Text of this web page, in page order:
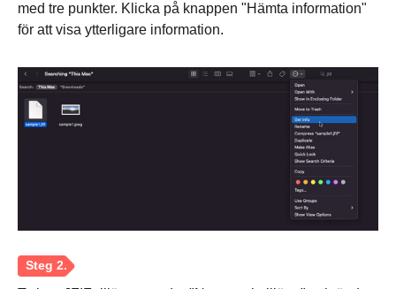
Steg 2.
med tre punkter. Klicka på knappen "Hämta information"
för att visa ytterligare information.